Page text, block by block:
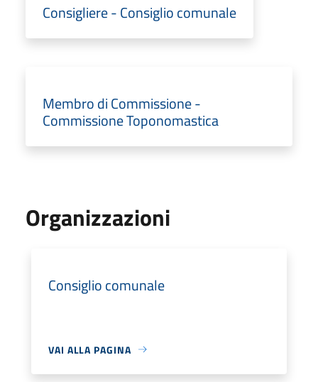
Consigliere - Consiglio comunale
Membro di Commissione -
Commissione Toponomastica
Organizzazioni
Consiglio comunale
VAI ALLA PAGINA